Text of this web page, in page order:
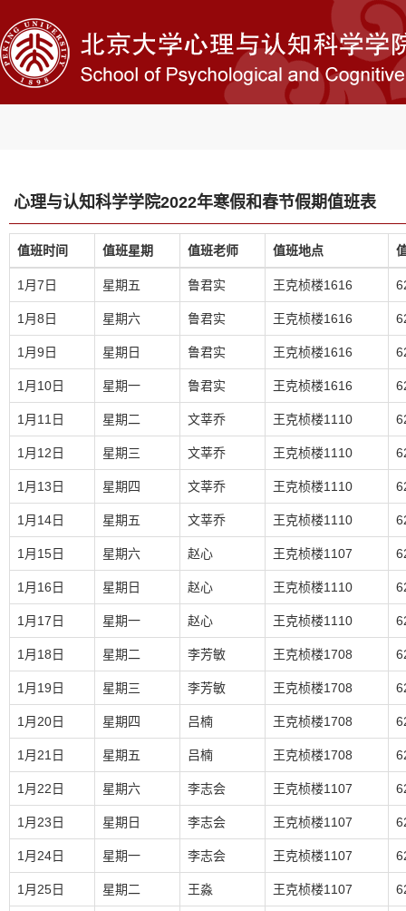
心理与认知科学学院2022年寒假和春节假期值班表
值班时间 值班星期 值班老师 值班地点
1月7日 星期五 鲁君实 王克桢楼1616
1月8日 星期六 鲁君实 王克桢楼1616
1月9日 星期日 鲁君实 王克桢楼1616
1月10日 星期一 鲁君实 王克桢楼1616
1月11日 星期二 文莘乔 王克桢楼1110
1月12日 星期三 文莘乔 王克桢楼1110
1月13日 星期四 文莘乔 王克桢楼1110
1月14日 星期五 文莘乔 王克桢楼1110
1月15日 星期六 赵心 王克桢楼1107
1月16日 星期日 赵心 王克桢楼1110
1月17日 星期一 赵心 王克桢楼1110
1月18日 星期二 李芳敏 王克桢楼1708
1月19日 星期三 李芳敏 王克桢楼1708
1月20日 星期四 吕楠 王克桢楼1708
1月21日 星期五 吕楠 王克桢楼1708
1月22日 星期六 李志会 王克桢楼1107
1月23日 星期日 李志会 王克桢楼1107
1月24日 星期一 李志会 王克桢楼1107
1月25日 星期二 王淼 王克桢楼1107